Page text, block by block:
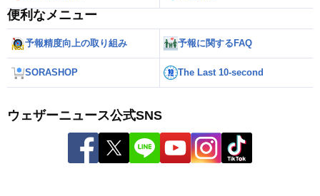
便利なメニュー
予報精度向上の取り組み 予報に関するFAQ
SORASHOP The Last 10-second
ウェザーニュース公式SNS